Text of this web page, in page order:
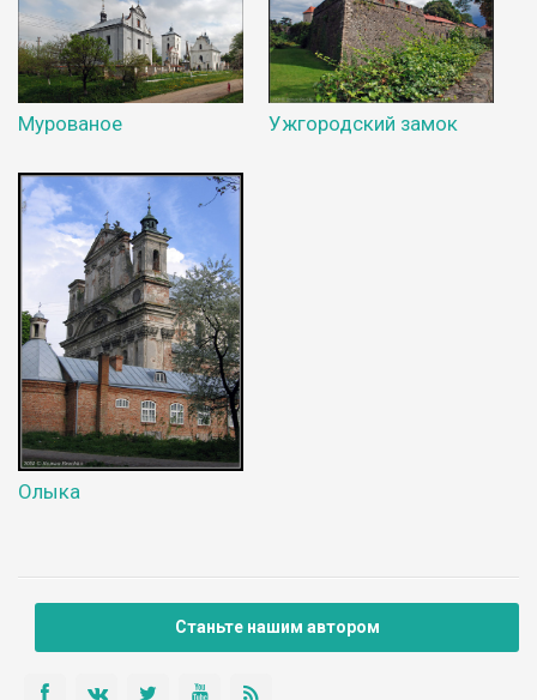
Мурованое Ужгородский замок
Олыка
Станьте нашим автором